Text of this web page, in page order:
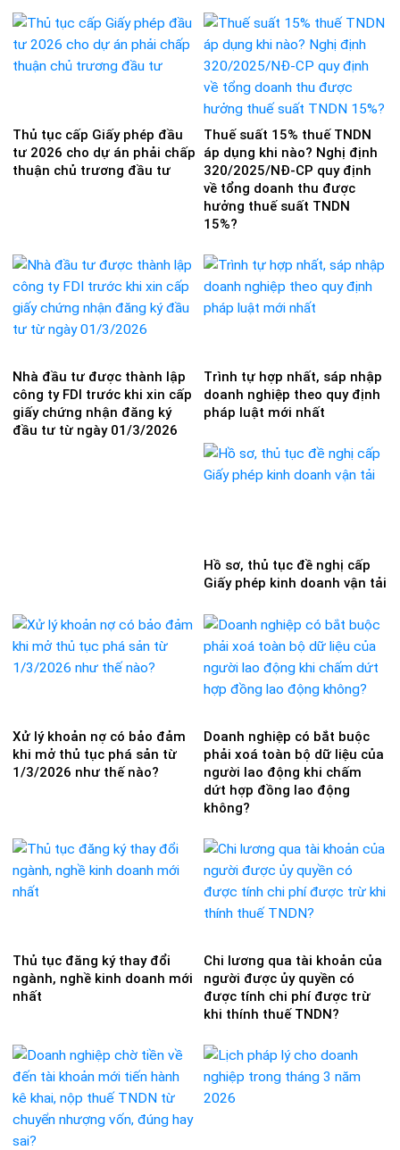
Thủ tục cấp Giấy phép đầu
tư 2026 cho dự án phải chấp
thuận chủ trương đầu tư
Thuế suất 15% thuế TNDN
áp dụng khi nào? Nghị định
320/2025/NĐ-CP quy định
về tổng doanh thu được
hưởng thuế suất TNDN
15%?
Nhà đầu tư được thành lập
công ty FDI trước khi xin cấp
giấy chứng nhận đăng ký
đầu tư từ ngày 01/3/2026
Trình tự hợp nhất, sáp nhập
doanh nghiệp theo quy định
pháp luật mới nhất
Hồ sơ, thủ tục đề nghị cấp
Giấy phép kinh doanh vận tải
Xử lý khoản nợ có bảo đảm
khi mở thủ tục phá sản từ
1/3/2026 như thế nào?
Doanh nghiệp có bắt buộc
phải xoá toàn bộ dữ liệu của
người lao động khi chấm
dứt hợp đồng lao động
không?
Thủ tục đăng ký thay đổi
ngành, nghề kinh doanh mới
nhất
Chi lương qua tài khoản của
người được ủy quyền có
được tính chi phí được trừ
khi thính thuế TNDN?